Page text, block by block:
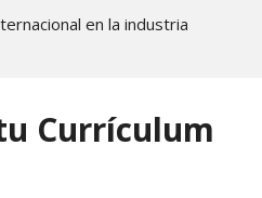
en la industria
Currículum